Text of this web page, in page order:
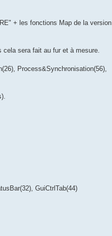
+ les fonctions Map de la version
cela sera fait au fur et à mesure.
Process&Synchronisation(56),
GuiCtrlTab(44)